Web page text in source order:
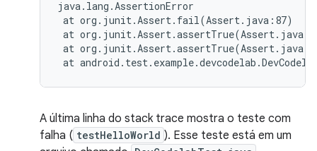
at org.junit.Assert.fail(Assert.java:87)
at org.junit.Assert.assertTrue(
at org.junit.Assert.assertTrue(
at
A última linha do stack trace mostra o teste com
falha ( testHelloWorld ). Esse teste está em um